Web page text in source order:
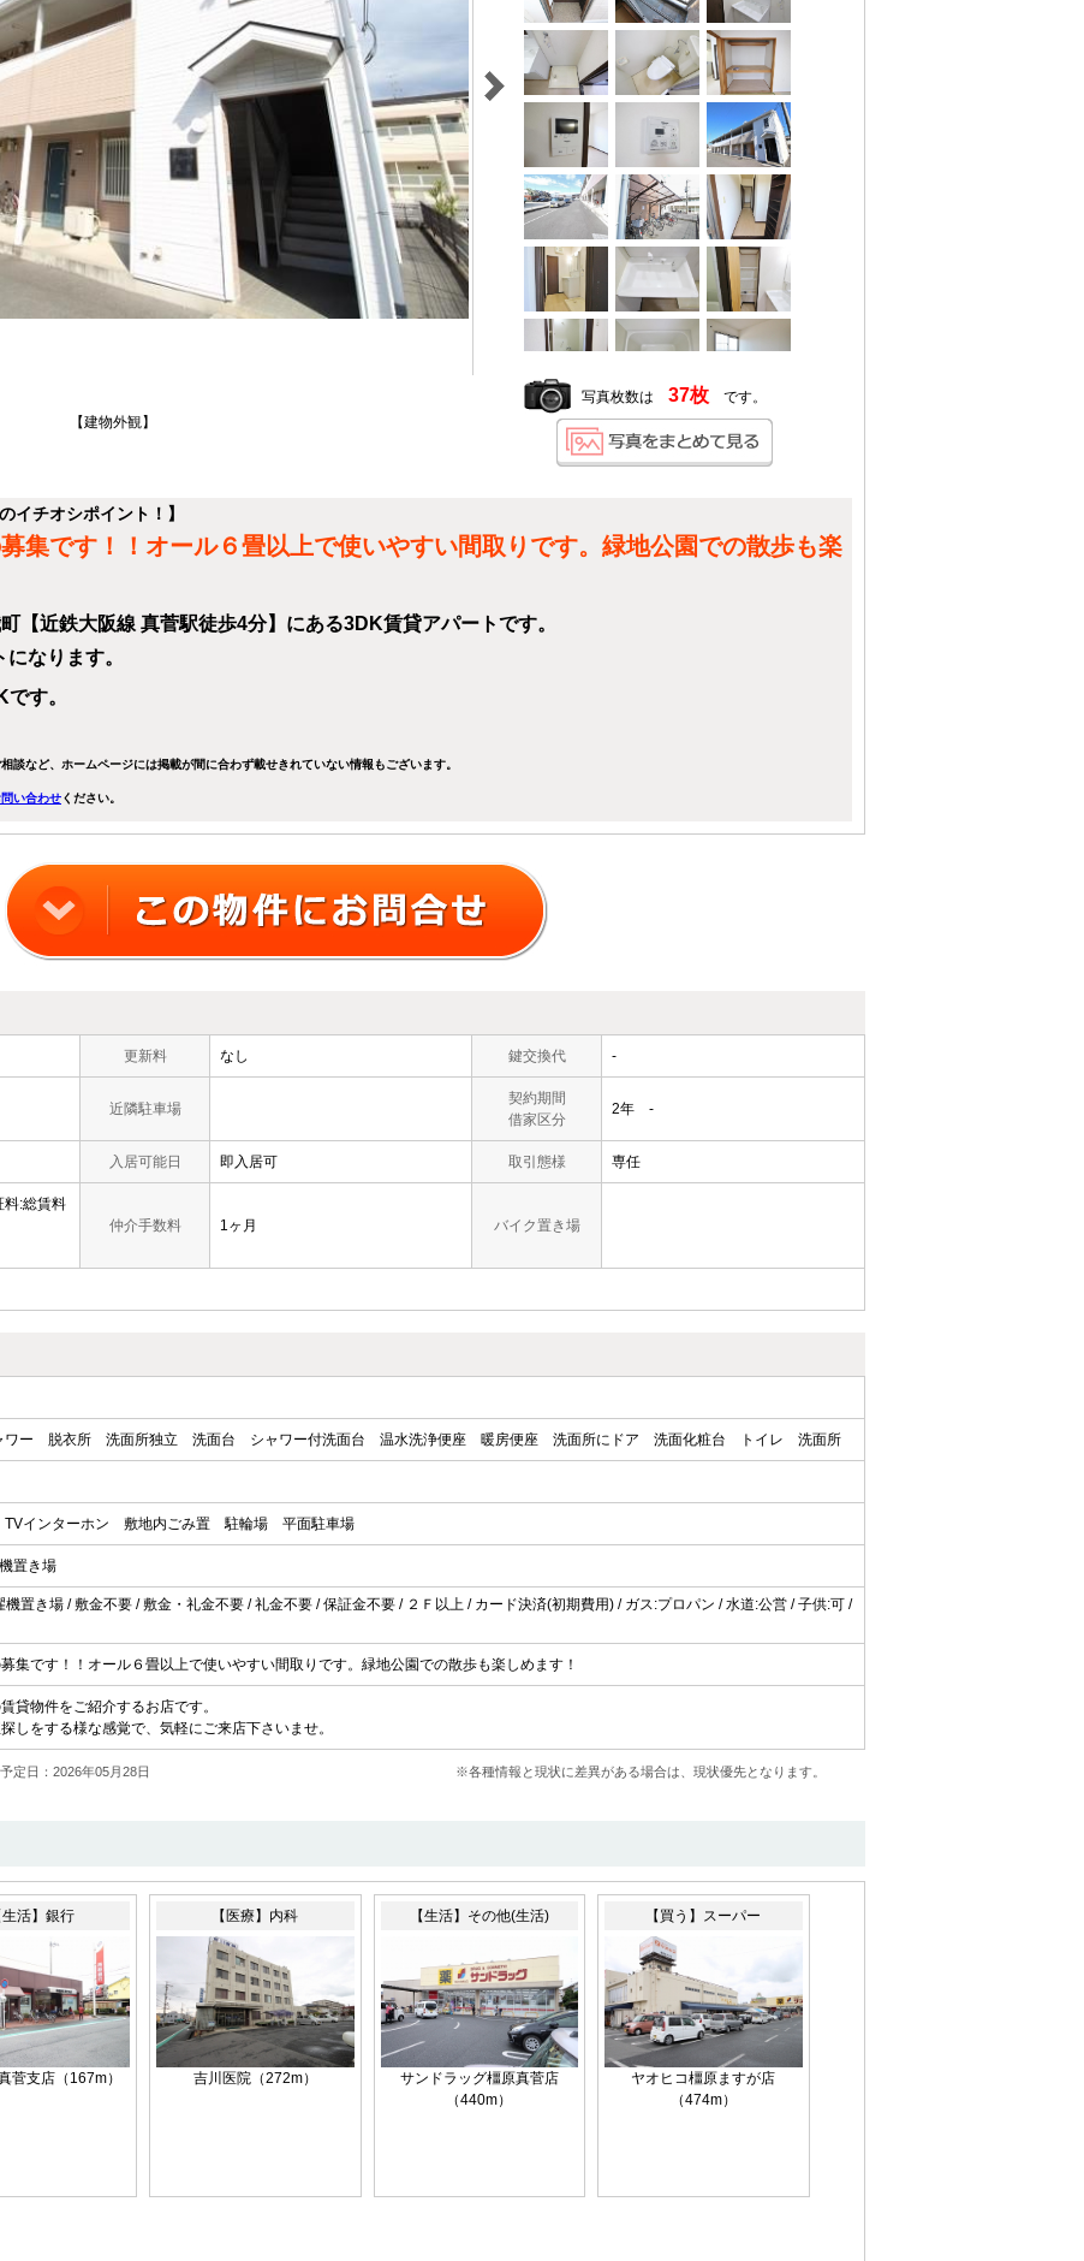
【建物外観】
写真枚数は 37枚です。
イチオシポイント！】
集です！！オール６畳以上で使いやすい間取りです。緑地公園での散歩も楽
【近鉄大阪線 真菅駅徒歩4分】にある3DK賃貸アパートです。
なります。
す。
など、ホームページには掲載が間に合わず載せきれていない情報もございます。
い合わせください。
更新料 なし 鍵交換代 -
近隣駐車場
契約期間
借家区分
2年 -
入居可能日 即入居可 取引態様 専任
料:総賃料
仲介手数料 1ヶ月 バイク置き場
ワー 脱衣所 洗面所独立 洗面台 シャワー付洗面台 温水洗浄便座 暖房便座 洗面所にドア 洗面化粧台 トイレ 洗面所
TVインターホン 敷地内ごみ置 駐輪場 平面駐車場
置き場
置き場 / 敷金不要 / 敷金・礼金不要 / 礼金不要 / 保証金不要 / ２Ｆ以上 / カード決済(初期費用) / ガス:プロパン / 水道:公営 / 子供:可 /
集です！！オール６畳以上で使いやすい間取りです。緑地公園での散歩も楽しめます！
貸物件をご紹介するお店です。
しをする様な感覚で、気軽にご来店下さいませ。
定日：2026年05月28日 ※各種情報と現状に差異がある場合は、現状優先となります。
生活】銀行
菅支店（167m）
【医療】内科
吉川医院（272m）
【生活】その他(生活)
サンドラッグ橿原真菅店
（440m）
【買う】スーパー
ヤオヒコ橿原ますが店
（474m）